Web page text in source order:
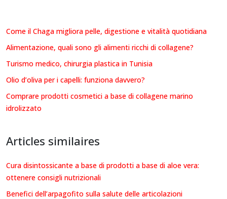
Come il Chaga migliora pelle, digestione e vitalità quotidiana
Alimentazione, quali sono gli alimenti ricchi di collagene?
Turismo medico, chirurgia plastica in Tunisia
Olio d’oliva per i capelli: funziona davvero?
Comprare prodotti cosmetici a base di collagene marino
idrolizzato
Articles similaires
Cura disintossicante a base di prodotti a base di aloe vera:
ottenere consigli nutrizionali
Benefici dell’arpagofito sulla salute delle articolazioni